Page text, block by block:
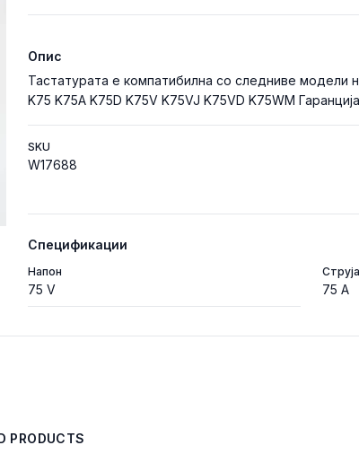
Опис
Тастатурата е компатибилна со следниве модели
K75 K75A K75D K75V K75VJ K75VD K75WM
SKU
W17688
Спецификации
Напон
75 V
Струја
75 A
PRODUCTS